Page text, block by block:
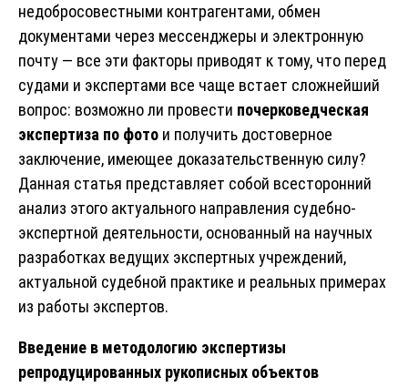
недобросовестными контрагентами, обмен
документами через мессенджеры и электронную
почту — все эти факторы приводят к тому, что перед
судами и экспертами все чаще встает сложнейший
вопрос: возможно ли провести почерковедческая
экспертиза по фото и получить достоверное
заключение, имеющее доказательственную силу?
Данная статья представляет собой всесторонний
анализ этого актуального направления судебно-
экспертной деятельности, основанный на научных
разработках ведущих экспертных учреждений,
актуальной судебной практике и реальных примерах
из работы экспертов.
Введение в методологию экспертизы
репродуцированных рукописных объектов